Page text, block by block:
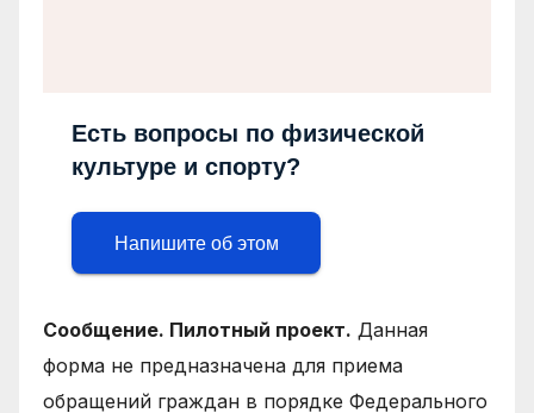
Есть вопросы по физической
культуре и спорту?
Напишите об этом
Сообщение. Пилотный проект. Данная
форма не предназначена для приема
обращений граждан в порядке Федерального